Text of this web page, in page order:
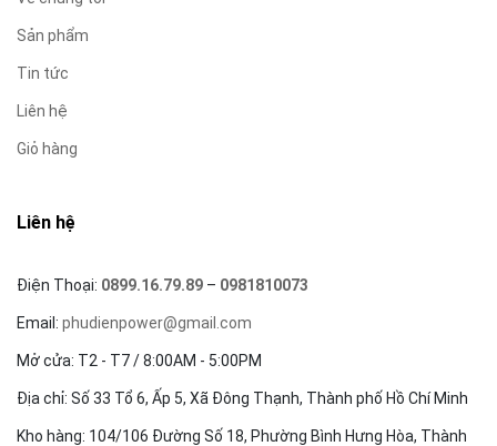
Sản phẩm
Tin tức
Liên hệ
Giỏ hàng
Liên hệ
Điện Thoại: 0899.16.79.89 – 0981810073
Email: phudienpower@gmail.com
Mở cửa: T2 - T7 / 8:00AM - 5:00PM
Địa chỉ: Số 33 Tổ 6, Ấp 5, Xã Đông Thạnh, Thành phố Hồ Chí Minh
Kho hàng: 104/106 Đường Số 18, Phường Bình Hưng Hòa, Thành